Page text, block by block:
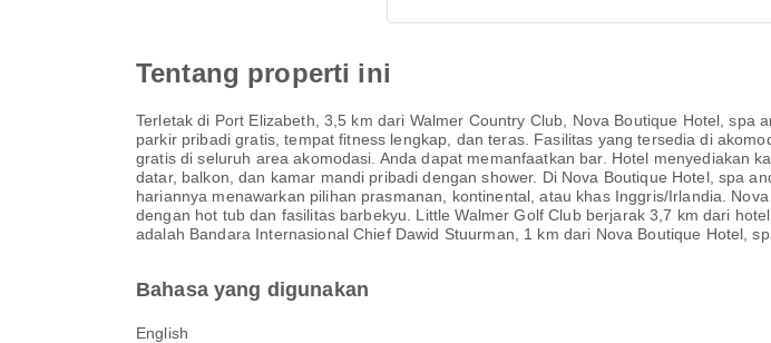
Tentang properti ini
Terletak di Port Elizabeth, 3,5 km dari Walmer Country Club, Nova Boutique Hotel,
parkir pribadi gratis, tempat fitness lengkap, dan teras. Fasilitas yang tersedia di
gratis di seluruh area akomodasi. Anda dapat memanfaatkan bar. Hotel menyediakan
datar, balkon, dan kamar mandi pribadi dengan shower. Di Nova Boutique Hotel, spa
hariannya menawarkan pilihan prasmanan, kontinental, atau khas Inggris/Irlandia.
dengan hot tub dan fasilitas barbekyu. Little Walmer Golf Club berjarak 3,7 km dari
adalah Bandara Internasional Chief Dawid Stuurman, 1 km dari Nova Boutique Hotel,
Bahasa yang digunakan
English